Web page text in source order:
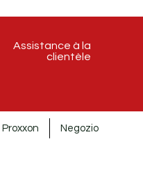
Assistance à la
clientèle
Proxxon Negozio